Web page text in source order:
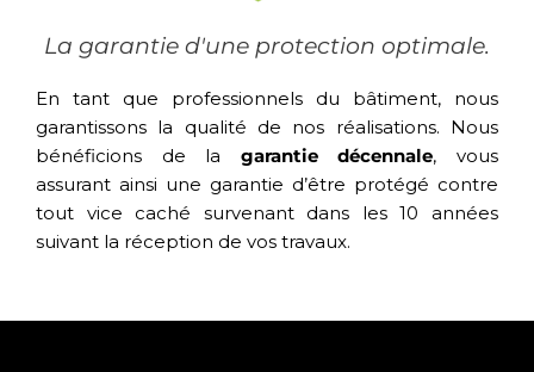
La garantie d'une protection optimale.
En tant que professionnels du bâtiment, nous
garantissons la qualité de nos réalisations. Nous
bénéficions de la garantie décennale, vous
assurant ainsi une garantie d’être protégé contre
tout vice caché survenant dans les 10 années
suivant la réception de vos travaux.